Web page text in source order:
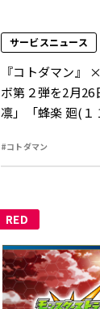
サービスニュース
『コトダマン』
ボ第２弾を2月
凛」「蜂楽 廻(１
#コトダマン
RED